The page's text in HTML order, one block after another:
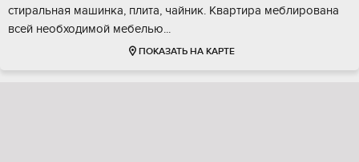
стиральная машинка, плита, чайник. Квартира меблирована
всей необходимой мебелью...
ПОКАЗАТЬ НА КАРТЕ